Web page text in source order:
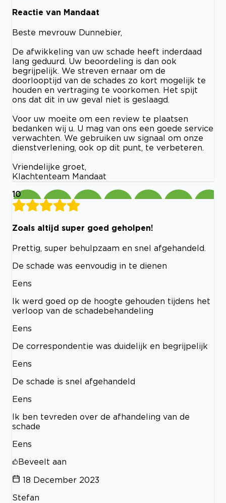
Reactie van Mandaat
Beste mevrouw Dunnebier,
De afwikkeling van uw schade heeft inderdaad
lang geduurd. Uw beoordeling is dan ook
begrijpelijk. We streven ernaar om de
doorlooptijd van de schades zo kort mogelijk te
houden en vertraging te voorkomen. Het spijt
ons dat dit in uw geval niet is geslaagd.
Voor uw moeite om een review te plaatsen
bedanken wij u. U mag van ons een goede service
verwachten. We gebruiken uw signaal om onze
dienstverlening, ook op dit punt, te verbeteren.
Vriendelijke groet,
Klachtenteam Mandaat
10
Zoals altijd super goed geholpen!
Prettig, super behulpzaam en snel afgehandeld.
De schade was eenvoudig in te dienen
Eens
Ik werd goed op de hoogte gehouden tijdens het
verloop van de schadebehandeling
Eens
De correspondentie was duidelijk en begrijpelijk
Eens
De schade is snel afgehandeld
Eens
Ik ben tevreden over de afhandeling van de
schade
Eens
Beveelt aan
18 December 2023
Stefan